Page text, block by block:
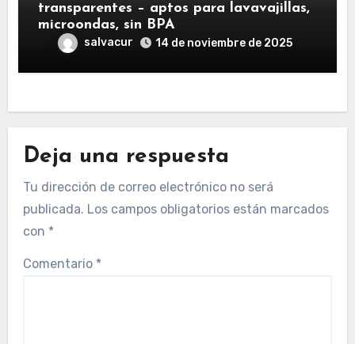
transparentes – aptos para lavavajillas,
microondas, sin BPA
salvacur 14 de noviembre de 2025
Deja una respuesta
Tu dirección de correo electrónico no será
publicada. Los campos obligatorios están marcados
con *
Comentario *